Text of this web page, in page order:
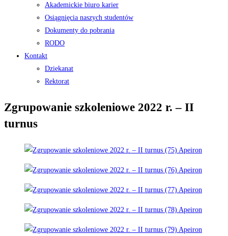
Akademickie biuro karier
Osiągnięcia naszych studentów
Dokumenty do pobrania
RODO
Kontakt
Dziekanat
Rektorat
Zgrupowanie szkoleniowe 2022 r. – II
turnus